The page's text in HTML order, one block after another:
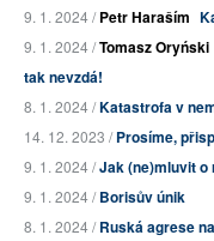
9. 1. 2024 /Petr Haraším
9. 1. 2024 /Tomasz Oryński
tak nevzdá!
8. 1. 2024 /Katastrofa v
14. 12. 2023 /Prosíme,
9. 1. 2024 /Jak (ne)mluvit o
9. 1. 2024 /Borisův únik
8. 1. 2024 /Ruská agrese